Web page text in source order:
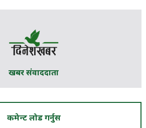
खबर संवाददाता
कमेन्ट लोड गर्नुस